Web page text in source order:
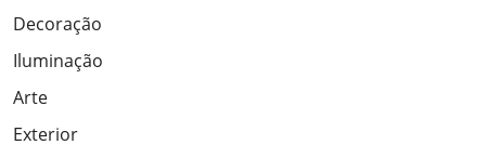
Decoração
Iluminação
Arte
Exterior